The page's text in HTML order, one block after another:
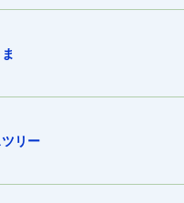
くま
ツリー